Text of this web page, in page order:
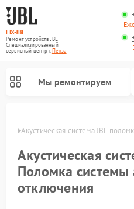
FIX-JBL
Ремонт устройств JBL
Специализированный
cервисный центр г.Пенза
Мы ремонтируем
Акустическая система JBL
Акустическая
Поломка системы
отключения